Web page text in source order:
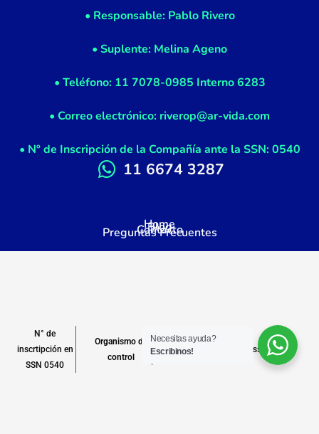
• Responsable: Pablo Rivero
• Suplente: Melina Ageno
• Teléfono: 11 7078-0985 Interno 6283
• Correo electrónico: riverop@ar-vida.com
• Nº de Inscripción de la Compañía ante la SSN: 0540
11 6674 3287
Home
Blog
Contacto
Preguntas Frecuentes
N° de
inscrtipción en
SSN 0540
Organismo de
control
www.argentina.gob.ar/ssn
Necesitas ayuda?
Escribinos!